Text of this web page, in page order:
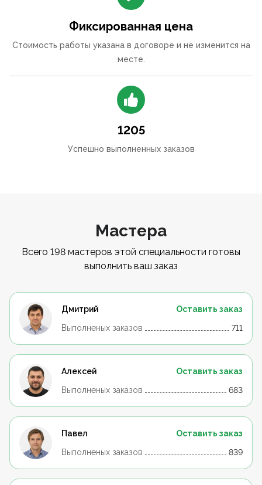
Фиксированная цена
Стоимость работы указана в договоре и не изменится на
месте.
1205
Успешно выполненных заказов
Мастера
Всего 198 мастеров этой специальности готовы
выполнить ваш заказ
Дмитрий
Оставить заказ
Выполненых заказов
711
Алексей
Оставить заказ
Выполненых заказов
683
Павел
Оставить заказ
Выполненых заказов
839